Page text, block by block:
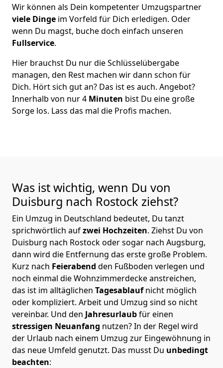
Wir können als Dein kompetenter Umzugspartner
viele Dinge im Vorfeld für Dich erledigen. Oder
wenn Du magst, buche doch einfach unseren
Fullservice.
Hier brauchst Du nur die Schlüsselübergabe
managen, den Rest machen wir dann schon für
Dich. Hört sich gut an? Das ist es auch. Angebot?
Innerhalb von nur 4 Minuten bist Du eine große
Sorge los. Lass das mal die Profis machen.
Was ist wichtig, wenn Du von
Duisburg nach Rostock ziehst?
Ein Umzug in Deutschland bedeutet, Du tanzt
sprichwörtlich aufzwei Hochzeiten. Ziehst Du von
Duisburg nach Rostock oder sogar nach Augsburg,
dann wird die Entfernung das erste große Problem.
Kurz nach Feierabend den Fußboden verlegen und
noch einmal die Wohnzimmerdecke anstreichen,
das ist im alltäglichen Tagesablaufnicht möglich
oder kompliziert. Arbeit und Umzug sind so nicht
vereinbar. Und den Jahresurlaubfür einen
stressigen Neuanfang nutzen? In der Regel wird
der Urlaub nach einem Umzug zur Eingewöhnung in
das neue Umfeld genutzt. Das musst Du unbedingt
beachten: